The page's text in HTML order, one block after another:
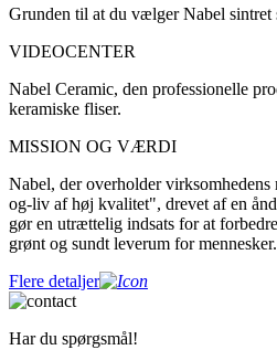
Grunden til at du vælger Nabel sintret
VIDEOCENTER
Nabel Ceramic, den professionelle
keramiske fliser.
MISSION OG VÆRDI
Nabel, der overholder virksomhedens
og-liv af høj kvalitet", drevet af en
gør en utrættelig indsats for at
grønt og sundt leverum for mennesker.
Flere detaljer
Har du spørgsmål!